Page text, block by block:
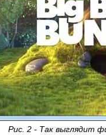
Рис. 2 - Так выглядит